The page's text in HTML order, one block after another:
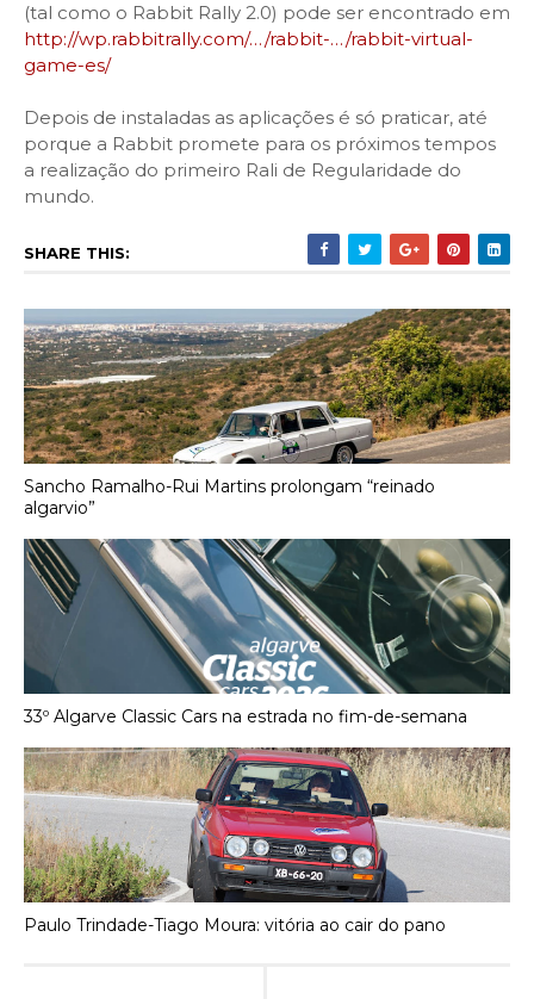
(tal como o Rabbit Rally 2.0) pode ser encontrado em
http://wp.rabbitrally.com/…/rabbit-…/rabbit-virtual-
game-es/
Depois de instaladas as aplicações é só praticar, até
porque a Rabbit promete para os próximos tempos
a realização do primeiro Rali de Regularidade do
mundo.
SHARE THIS:
Sancho Ramalho-Rui Martins prolongam “reinado
algarvio”
33º Algarve Classic Cars na estrada no fim-de-semana
Paulo Trindade-Tiago Moura: vitória ao cair do pano